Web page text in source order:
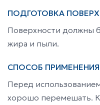
ПОДГОТОВКА
Поверхности должны
жира и пыли.
СПОСОБ
Перед
хорошо перемешать.